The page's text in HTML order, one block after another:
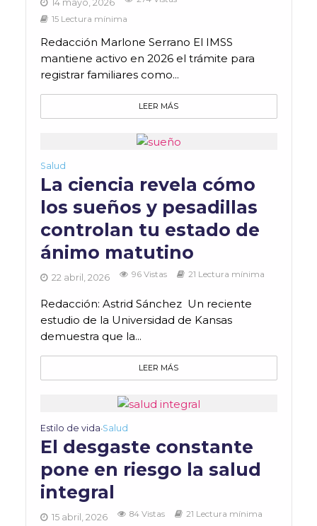
14 mayo, 2026
15 Lectura mínima
Redacción Marlone Serrano El IMSS
mantiene activo en 2026 el trámite para
registrar familiares como...
LEER MÁS
Salud
La ciencia revela cómo
los sueños y pesadillas
controlan tu estado de
ánimo matutino
22 abril, 2026 96 Vistas 21 Lectura mínima
Redacción: Astrid Sánchez Un reciente
estudio de la Universidad de Kansas
demuestra que la...
LEER MÁS
Estilo de vida•Salud
El desgaste constante
pone en riesgo la salud
integral
15 abril, 2026 84 Vistas 21 Lectura mínima